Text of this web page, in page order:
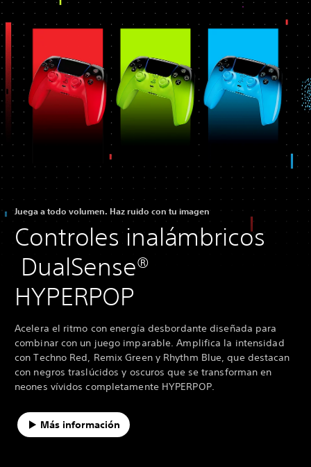
Juega a todo volumen. Haz ruido con tu imagen
Controles inalámbricos
DualSense®
HYPERPOP
Acelera el ritmo con energía desbordante diseñada para
combinar con un juego imparable. Amplifica la intensidad
con Techno Red, Remix Green y Rhythm Blue, que destacan
con negros traslúcidos y oscuros que se transforman en
neones vívidos completamente HYPERPOP.
Más información